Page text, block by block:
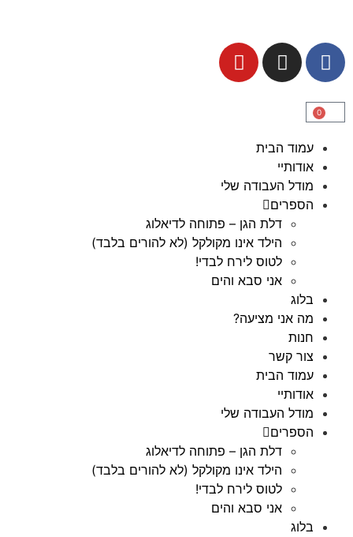
0
עמוד הבית
אודותיי
מודל העבודה שלי
הספרים
דלת הגן – פתוחה לדיאלוג
הילד אינו מקולקל (לא להורים בלבד)
לטוס לירח לבדי!
אני סבא והים
בלוג
מה אני מציעה?
חנות
צור קשר
עמוד הבית
אודותיי
מודל העבודה שלי
הספרים
דלת הגן – פתוחה לדיאלוג
הילד אינו מקולקל (לא להורים בלבד)
לטוס לירח לבדי!
אני סבא והים
בלוג